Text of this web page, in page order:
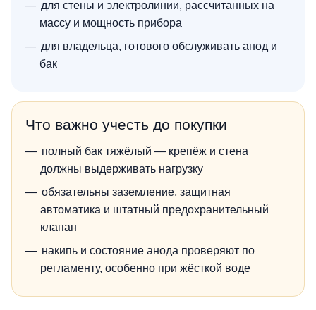
для стены и электролинии, рассчитанных на
массу и мощность прибора
для владельца, готового обслуживать анод и
бак
Что важно учесть до покупки
полный бак тяжёлый — крепёж и стена
должны выдерживать нагрузку
обязательны заземление, защитная
автоматика и штатный предохранительный
клапан
накипь и состояние анода проверяют по
регламенту, особенно при жёсткой воде